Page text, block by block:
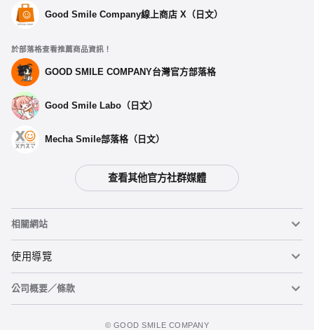
Good Smile Company線上商店 X（日文）
於部落格查看推薦商品資訊！
GOOD SMILE COMPANY台灣官方部落格
Good Smile Labo（日文）
Mecha Smile部落格（日文）
查看其他官方社群媒體
相關網站
黏土人
黏土人臉部製造機（英文）
使用導覽
重要公告
公司概要／條款
©️ GOOD SMILE COMPANY